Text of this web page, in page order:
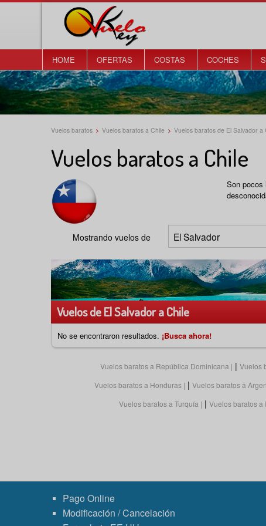
HOME OFERTAS COSTAS COCHES
Vuelos baratos > Vuelos baratos a Chile > Vuelos baratos de El Salvador a
Vuelos baratos a Chile
Son pocos
Mostrando vuelos de
Vuelos de El Salvador a Chile
No se encontraron resultados. ¡Busca ahora!
Vuelos baratos a República Dominicana | Vuelos
Vuelos baratos a Honduras | Vuelos baratos a
Vuelos baratos a Turquía | Vuelos baratos a
Pago Online
Modificación / Cancelación